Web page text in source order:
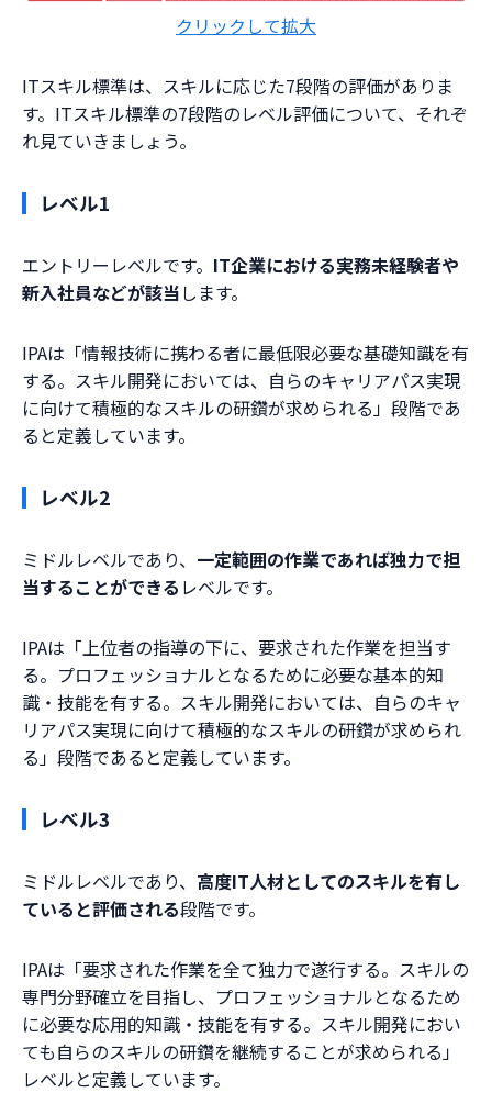
クリックして拡大
ITスキル標準は、スキルに応じた7段階の評価がありま
す。ITスキル標準の7段階のレベル評価について、それぞ
れ見ていきましょう。
レベル1
エントリーレベルです。 IT企業における実務未経験者や
新入社員などが該当します。
IPAは「情報技術に携わる者に最低限必要な基礎知識を有
する。スキル開発においては、自らのキャリアパス実現
に向けて積極的なスキルの研鑽が求められる」段階であ
ると定義しています。
レベル2
ミドルレベルであり、 一定範囲の作業であれば独力で担
当することができる レベルです。
IPAは「上位者の指導の下に、要求された作業を担当す
る。プロフェッショナルとなるために必要な基本的知
識・技能を有する。スキル開発においては、自らのキャ
リアパス実現に向けて積極的なスキルの研鑽が求められ
る」段階であると定義しています。
レベル3
ミドルレベルであり、 高度IT人材としてのスキルを有し
ていると評価される段階です。
IPAは「要求された作業を全て独力で遂行する。スキルの
専門分野確立を目指し、プロフェッショナルとなるため
に必要な応用的知識・技能を有する。スキル開発におい
ても自らのスキルの研鑽を継続することが求められる」
レベルと定義しています。